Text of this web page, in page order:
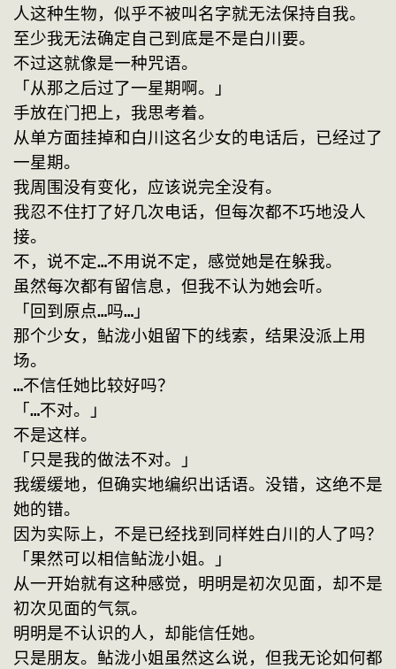
人这种生物，似乎不被叫名字就无法保持自我。
至少我无法确定自己到底是不是白川要。
不过这就像是一种咒语。
「从那之后过了一星期啊。」
手放在门把上，我思考着。
从单方面挂掉和白川这名少女的电话后，已经过了
一星期。
我周围没有变化，应该说完全没有。
我忍不住打了好几次电话，但每次都不巧地没人
接。
不，说不定…不用说不定，感觉她是在躲我。
虽然每次都有留信息，但我不认为她会听。
「回到原点…吗…」
那个少女，鲇泷小姐留下的线索，结果没派上用
场。
…不信任她比较好吗？
「…不对。」
不是这样。
「只是我的做法不对。」
我缓缓地，但确实地编织出话语。没错，这绝不是
她的错。
因为实际上，不是已经找到同样姓白川的人了吗？
「果然可以相信鲇泷小姐。」
从一开始就有这种感觉，明明是初次见面，却不是
初次见面的气氛。
明明是不认识的人，却能信任她。
只是朋友。鲇泷小姐虽然这么说，但我无论如何都